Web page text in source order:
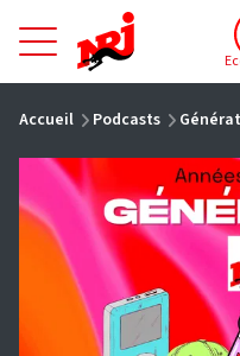
NRJ - Accueil
Accueil Podcasts